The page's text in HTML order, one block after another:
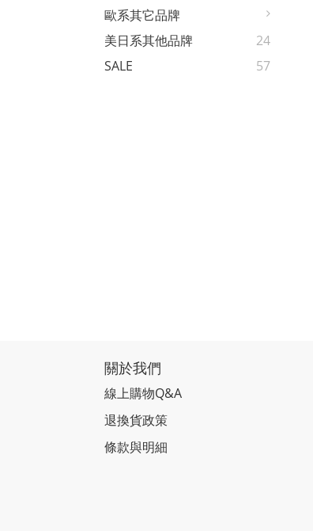
歐系其它品牌
美日系其他品牌
24
SALE
57
關於我們
線上購物Q&A
退換貨政策
條款與明細